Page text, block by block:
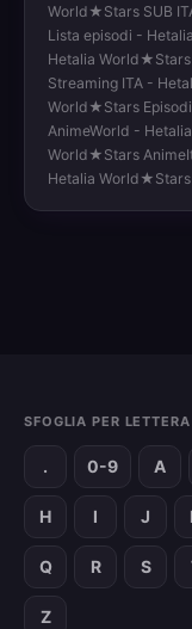
World★Stars SUB
Lista episodi -
Hetalia
Streaming ITA -
World★Stars
AnimeWorld -
World★Stars
Hetalia World★Stars
SFOGLIA PER LETTERA
. 0-9 A
H I J
Q R S
Z